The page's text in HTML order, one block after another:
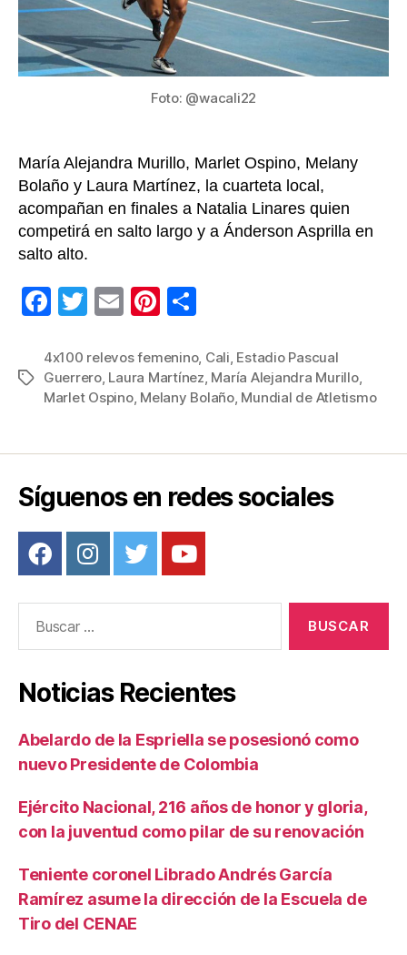
final
en
Foto: @wacali22
María Alejandra Murillo, Marlet Ospino, Melany
Bolaño y Laura Martínez, la cuarteta local,
acompañan en finales a Natalia Linares quien
competirá en salto largo y a Ánderson Asprilla en
salto alto.
F
c
e
o
k
T
tt
er
E
ail
Pi
er
e
m
p
tir
Etiquetas
4x100 relevos femenino, Cali, Estadio Pascual
Guerrero, Laura Martínez, María Alejandra Murillo,
Marlet Ospino, Melany Bolaño, Mundial de Atletismo
Síguenos en redes sociales
Noticias Recientes
Abelardo de la Espriella se posesionó como
nuevo Presidente de Colombia
Ejército Nacional, 216 años de honor y gloria,
con la juventud como pilar de su renovación
Teniente coronel Librado Andrés García
Ramírez asume la dirección de la Escuela de
Tiro del CENAE